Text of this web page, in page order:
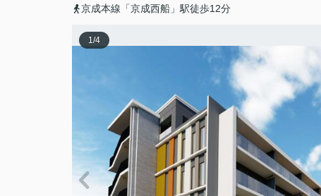
京成本線「京成西船」駅徒歩12分
1/4